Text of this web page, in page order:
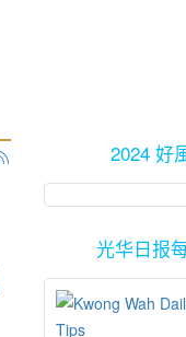
2024 好
光华日报